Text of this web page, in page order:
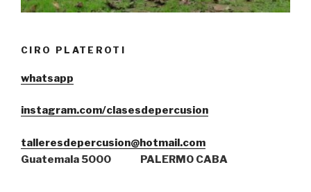
CIRO PLATEROTI
whatsapp
instagram.com/clasesdepercusion
talleresdepercusion@hotmail.com
Guatemala 5000 PALERMO CABA